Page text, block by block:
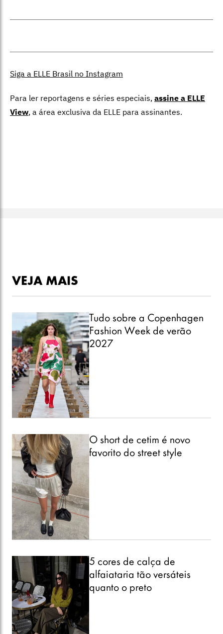
Siga a ELLE Brasil no Instagram
Para ler reportagens e séries especiais, assine a ELLE
View, a área exclusiva da ELLE para assinantes.
VEJA MAIS
Tudo sobre a Copenhagen
Fashion Week de verão
2027
O short de cetim é novo
favorito do street style
5 cores de calça de
alfaiataria tão versáteis
quanto o preto